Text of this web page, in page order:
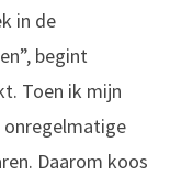
in de
begint
Toen ik mijn
Daarom koos